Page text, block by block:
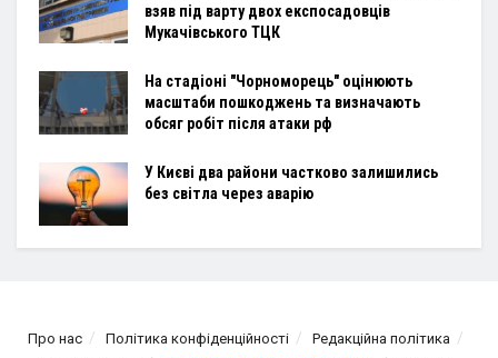
взяв під варту двох експосадовців
Мукачівського ТЦК
На стадіоні "Чорноморець" оцінюють
масштаби пошкоджень та визначають
обсяг робіт після атаки рф
У Києві два райони частково залишились
без світла через аварію
Про нас Політика конфіденційності
Редакційна політика